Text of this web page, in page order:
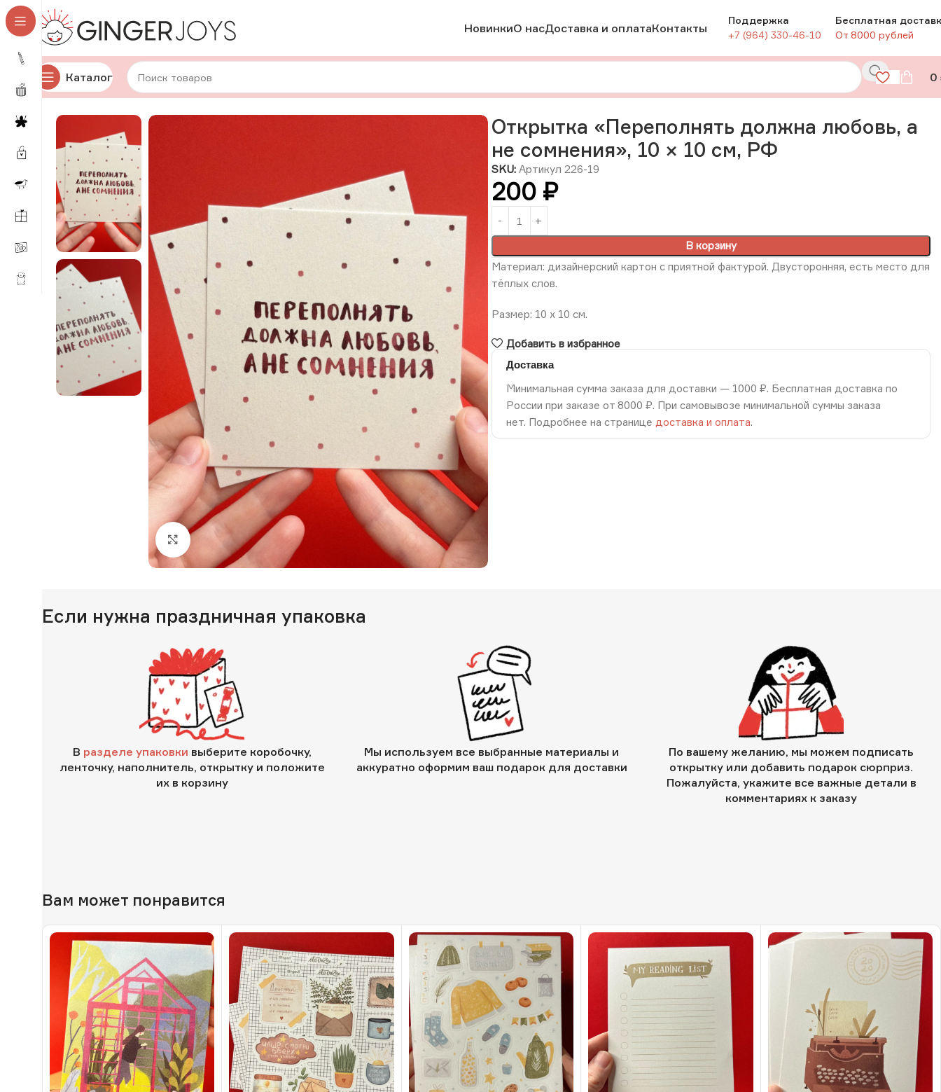
НовинкиО насДоставка и оплатаКонтакты
Поддержка
+7 (964) 330-46-10
Бесплатная
От 8000 рублей
Каталог 0
Главная Авторская канцелярия Открытки Для нее Открытка «Переполнять должна любовь, а не сомнения», 10 × 10 см, РФ
Нажмите, чтобы увеличить изображение
Открытка «Переполнять должна любовь, а
не сомнения», 10 × 10 см, РФ
SKU: Артикул 226-19
200 ₽
В корзину
Материал: дизайнерский картон с приятной фактурой. Двусторонняя, есть место для
тёплых слов.
Размер: 10 х 10 см.
Добавить в избранное
Доставка
Минимальная сумма заказа для доставки — 1000 ₽. Бесплатная доставка по
России при заказе от 8000 ₽. При самовывозе минимальной суммы заказа
нет. Подробнее на странице доставка и оплата.
Если нужна праздничная упаковка
В разделе упаковки выберите коробочку,
ленточку, наполнитель, открытку и положите
их в корзину
Мы используем все выбранные материалы и
аккуратно оформим ваш подарок для доставки
По вашему желанию, мы можем подписать
открытку или добавить подарок сюрприз.
Пожалуйста, укажите все важные детали в
комментариях к заказу
Вам может понравится